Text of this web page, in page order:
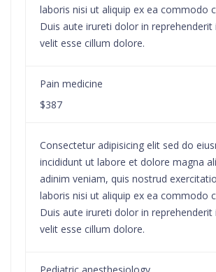
laboris nisi ut aliquip ex ea commodo
Duis aute irureti dolor in reprehenderit
velit esse cillum dolore.
Pain medicine
$387
Consectetur adipisicing elit sed do
incididunt ut labore et dolore magna
adinim veniam, quis nostrud
laboris nisi ut aliquip ex ea commodo
Duis aute irureti dolor in reprehenderit
velit esse cillum dolore.